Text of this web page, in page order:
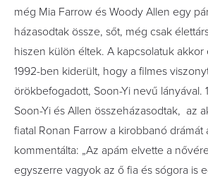
még Mia Farrow és Woody Allen egy
házasodtak össze, sőt, még csak
hiszen külön éltek. A kapcsolatuk
1992-ben kiderült, hogy a filmes
örökbefogadott, Soon-Yi nevű lányával.
Soon-Yi és Allen összeházasodtak, az
fiatal Ronan Farrow a kirobbanó drámát
kommentálta: „Az apám elvette a
egyszerre vagyok az ő fia és sógora is